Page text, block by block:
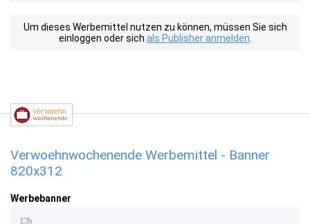
Um dieses Werbemittel nutzen zu können, müssen Sie sich
einloggen oder sich als Publisher anmelden
Verwoehnwochenende Werbemittel - Banner
820x312
Werbebanner